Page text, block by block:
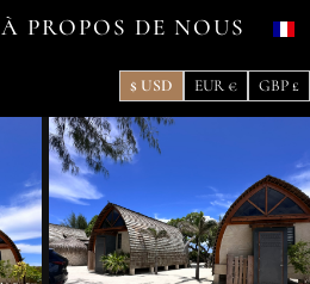
À PROPOS DE NOUS
$ USD EUR € GBP £